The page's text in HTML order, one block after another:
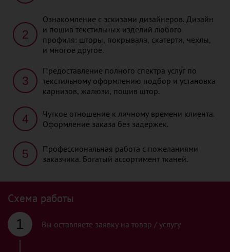
2
Ознакомление с эскизами дизайнеров. Дизайн
и пошив текстильных изделий любого
профиля: шторы, покрывала, скатерти, чехлы,
и многое другое.
3
Предоставление полного спектра услуг по
текстильному оформлению подбор и установка
карнизов, жалюзи, пошив штор.
4
Чуткое отношение к личному времени клиента.
Оформление заказа без задержек.
5
Профессиональная работа с пожеланиями
заказчика. Богатый ассортимент тканей.
Схема работы
1 Вы оставляете заявку на товар / услугу